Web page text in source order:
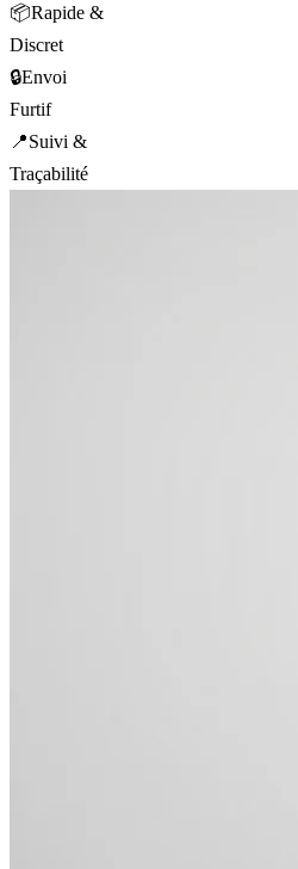
📦Rapide &
Discret
🔒Envoi
Furtif
📍Suivi &
Traçabilité